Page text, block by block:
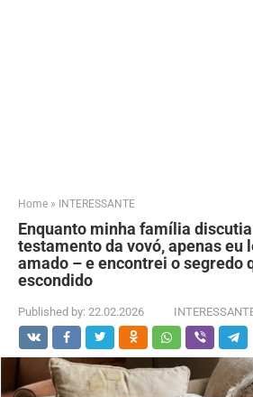
Home » INTERESSANTE
Enquanto minha família
testamento da vovó, apenas eu
amado – e encontrei o segredo
escondido
Published by: 22.02.2026